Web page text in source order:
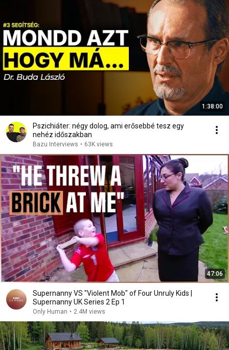
1:38:00
Pszichiáter: négy dolog, ami erősebbé tesz egy
nehéz időszakban
Bazu Interviews • 63K views
47:06
Supernanny VS "Violent Mob" of Four Unruly Kids |
Supernanny UK Series 2 Ep 1
Only Human • 2.4M views